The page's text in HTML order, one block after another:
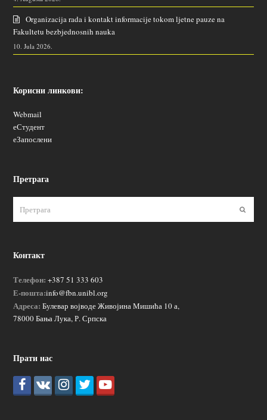
Organizacija rada i kontakt informacije tokom ljetne pauze na
Fakultetu bezbjednosnih nauka
10. Jula 2026.
Корисни линкови:
Webmail
еСтудент
еЗапослени
Претрага
Контакт
Телефон: +387 51 333 603
Е-пошта:info@fbn.unibl.org
Адреса: Булевар војводе Живојина Мишића 10 а,
78000 Бања Лука, Р. Српска
Прати нас